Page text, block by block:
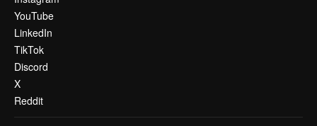
YouTube
LinkedIn
TikTok
Discord
X
Reddit